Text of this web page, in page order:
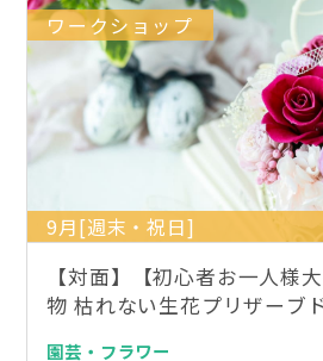
ワークショップ
9月[週末・祝日]
【対面】【初心者お一人様
物 枯れない生花プリザーブ
園芸・フラワー